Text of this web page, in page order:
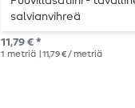
salvianvihreä
11,79 € *
1 metriä | 11,79 € / metriä